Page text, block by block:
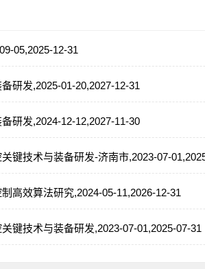
05,2025-12-31
研发,2025-01-20,2027-12-31
研发,2024-12-12,2027-11-30
键技术与装备研发-济南市,2023-07-
高效算法研究,2024-05-11,2026-12-31
键技术与装备研发,2023-07-01,2025-07-31